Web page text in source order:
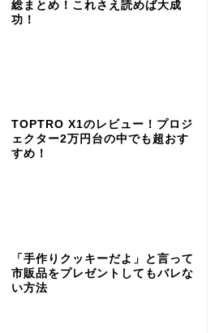
総まとめ！これさえ読めば大成
功！
TOPTRO X1のレビュー！プロジ
ェクター2万円台の中でも超おす
すめ！
「手作りクッキーだよ」と言って
市販品をプレゼントしてもバレな
い方法